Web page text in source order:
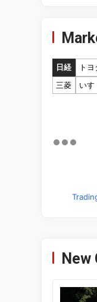
日経 トヨ
三菱
いす
New